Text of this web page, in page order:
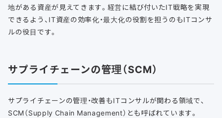
地がある資産が見えてきます。経営に結び付いたIT戦略を実現
できるよう、IT資産の効率化・最大化の役割を担うのもITコンサ
ルの役目です。
サプライチェーンの管理（SCM）
サプライチェーンの管理・改善もITコンサルが関わる領域で、
SCM（Supply Chain Management）とも呼ばれています。